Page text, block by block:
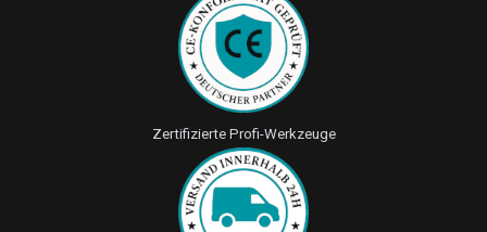
Zertifizierte Profi-Werkzeuge